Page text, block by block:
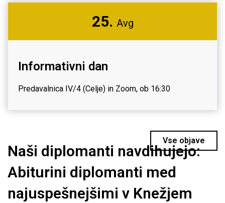
25. Avg
Informativni dan
Predavalnica IV/4 (Celje) in Zoom, ob 16:30
Vse objave
Naši diplomanti navdihujejo:
Abiturini diplomanti med
najuspešnejšimi v Knežjem